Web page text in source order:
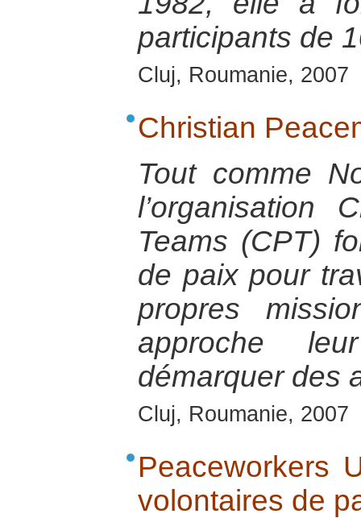
participants de
Cluj, Roumanie, 2007
Christian
Tout comme
l’organisation
Teams (CPT)
de paix pour
propres
approche
démarquer des
Cluj, Roumanie, 2007
Peaceworkers
volontaires de